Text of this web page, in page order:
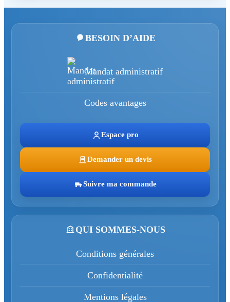
BESOIN D’AIDE
Mandat administratif
Codes avantages
Espace pro
Demander un devis
Suivre ma commande
QUI SOMMES-NOUS
Conditions générales
Confidentialité
Mentions légales